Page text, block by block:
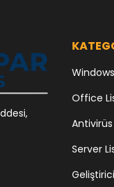
Office
Antivirüs
Server